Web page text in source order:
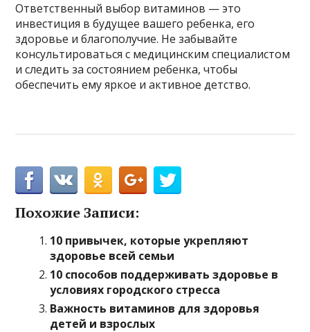
Ответственный выбор витаминов — это
инвестиция в будущее вашего ребенка, его
здоровье и благополучие. Не забывайте
консультироваться с медицинским специалистом
и следить за состоянием ребенка, чтобы
обеспечить ему яркое и активное детство.
Похожие Записи:
10 привычек, которые укрепляют
здоровье всей семьи
10 способов поддерживать здоровье в
условиях городского стресса
Важность витаминов для здоровья
детей и взрослых